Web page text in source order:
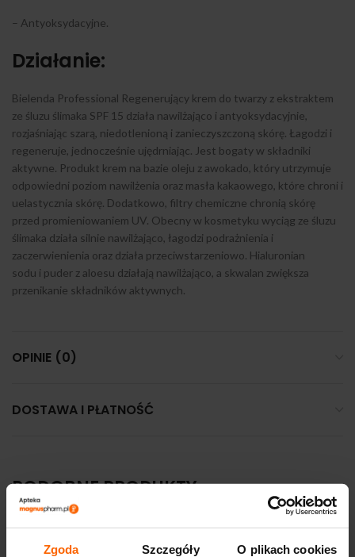
Zgoda Szczegóły O plikach cookies
– Antyoksydacyjne.
Działanie:
Bielenda Professional Regenerujący krem do twarzy z ekstraktem
ze śluzu ślimaka SPF 15 działa nawilżająco i antyoksydacyjnie,
rozjaśniając szarą, niedotlenioną i zanieczyszczoną skórę. Łagodzi i
regeneruje, jednocześnie ujędrniając. Jest bogaty w składniki
aktywne. Produkt krem na bazie oleju z awokado, który utrzymuje
odpowiedni poziom nawilżenia oraz masła kakaowego, które chroni i
uelastycznia skórę. Dodatkowo, filtry chemiczne chronią skórę
przed promieniowaniem UV. Obecny w kosmetyku wyciąg ze śluzu
ślimaka działa silnie nawilżająco, łagodzi podrażnienia i
zaczerwienienia oraz działa przeciwstarzeniowo. Hialuronian
sodu i puder z aloesu działają nawilżająco, a skwalan zwiększa
przenikanie składników aktywnych.
OPINIE (0)
DOSTAWA I PŁATNOŚĆ
PODOBNE PRODUKTY